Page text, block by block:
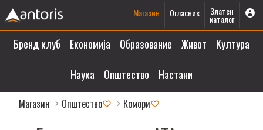
Магазин Огласник Златен
каталог
Бренд клуб Економија Образование Живот
Култура
Наука
Општество Настани
Магазин Општество Комори